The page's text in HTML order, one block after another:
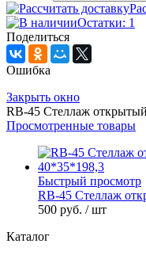
Остатки: 1
Поделиться
Ошибка
Закрыть окно
RB-45 Стеллаж
Просмотренные товары
Быстрый просмотр
RB-45 Стеллаж
500 руб. / шт
Каталог